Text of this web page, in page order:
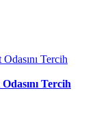
Tercih